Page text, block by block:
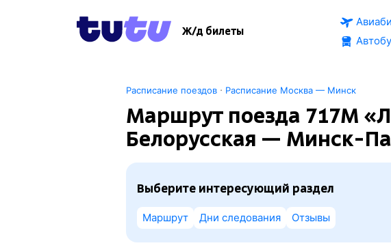
Ж/д билеты
Расписание поездов· Расписание Москва — Минск
Маршрут поезда 717М
Белорусская — Минск-
Выберите интересующий раздел
Маршрут Дни следования Отзывы